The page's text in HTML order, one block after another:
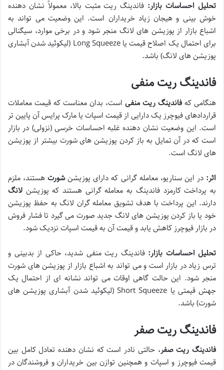
تحلیل احساسات بازار: فاندینگ ریت مثبت بالا، معمولاً نشان دهنده
خوش بینی و هیجان زیاد خریداران است. این وضعیت می تواند به
اشباع بازار از پوزیشن های لانگ منجر شود و در برخی موارد، سیگنالی
برای احتمال یک اصلاح قیمت یا Long Squeeze (لیکوئید شدن آبشاری
پوزیشن های لانگ) باشد.
فاندینگ ریت منفی
هنگامی که فاندینگ ریت منفی است، بدان معناست که قیمت معاملات
قراردادهای فیوچرز یک دارایی از قیمت اسپات یا مارک پرایس آن پایین تر
است. این وضعیت نشان دهنده غلبه احساسات خرسی (نزولی) در بازار
است که در آن تمایل به باز کردن پوزیشن های شورت بیشتر از پوزیشن
های لانگ است.
اثر: در این سناریو، معامله گرانی که دارای پوزیشنشورتهستند، ملزم
به پرداخت کارمزد فاندینگ به معامله گرانی هستند که پوزیشن لانگ
دارند. این پرداخت با هدف تشویق معامله گران لانگ به حفظ پوزیشن
خود یا باز کردن پوزیشن های لانگ جدید صورت می گیرد تا فشار فروش
در بازار فیوچرز کاهش یابد و قیمت آن به قیمت اسپات نزدیک شود.
تحلیل احساسات بازار: فاندینگ ریت منفی شدید، حاکی از بدبینی و
ترس زیاد در بازار است و می تواند به اشباع بازار از پوزیشن های شورت
منجر شود. این حالت گاهی اوقات می تواند نشانه ای از احتمال یک
جهش قیمتی یا Short Squeeze (لیکوئید شدن آبشاری پوزیشن های
شورت) باشد.
فاندینگ ریت صفر
فاندینگ ریت صفر، حالتی نادر است که نشان دهنده تعادل کامل بین
قیمت فیوچرز و اسپات و همچنین توازن بین خریداران و فروشندگان در